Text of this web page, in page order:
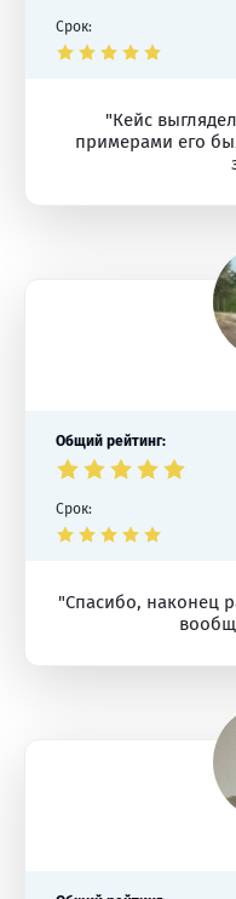
Срок:
"Кейс
примерами его
Общий рейтинг:
Срок:
"Спасибо, наконец